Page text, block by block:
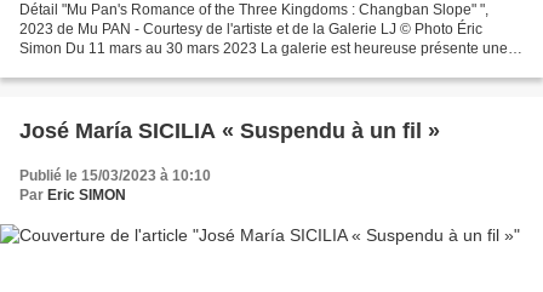
Détail "Mu Pan's Romance of the Three Kingdoms : Changban Slope" ",
2023 de Mu PAN - Courtesy de l'artiste et de la Galerie LJ © Photo Éric
Simon Du 11 mars au 30 mars 2023 La galerie est heureuse présente une
José María SICILIA « Suspendu à un fil »
Publié le 15/03/2023 à 10:10
Par Eric SIMON